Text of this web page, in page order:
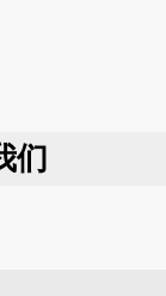
们